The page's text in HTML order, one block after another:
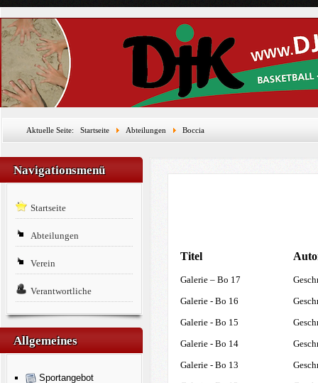
Aktuelle Seite: Startseite Abteilungen Boccia
Navigationsmenü
Startseite
Abteilungen
Verein
Verantwortliche
Allgemeines
Sportangebot
Titel
Galerie – Bo 17
Galerie - Bo 16
Galerie - Bo 15
Galerie - Bo 14
Galerie - Bo 13